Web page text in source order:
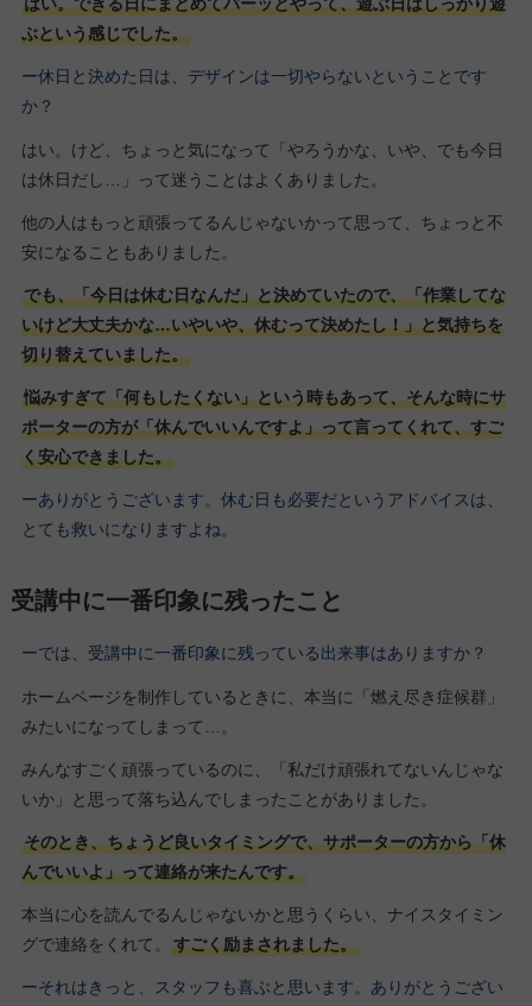
ぶという感じでした。
ー休日と決めた日は、デザインは一切やらないということです
か？
はい。けど、ちょっと気になって「やろうかな、いや、でも今日
は休日だし…」って迷うことはよくありました。
他の人はもっと頑張ってるんじゃないかって思って、ちょっと不
安になることもありました。
でも、「今日は休む日なんだ」と決めていたので、「作業してな
いけど大丈夫かな…いやいや、休むって決めたし！」と気持ちを
切り替えていました。
悩みすぎて「何もしたくない」という時もあって、そんな時にサ
ポーターの方が「休んでいいんですよ」って言ってくれて、すご
く安心できました。
ーありがとうございます。休む日も必要だというアドバイスは、
とても救いになりますよね。
受講中に一番印象に残ったこと
ーでは、受講中に一番印象に残っている出来事はありますか？
ホームページを制作しているときに、本当に「燃え尽き症候群」
みたいになってしまって…。
みんなすごく頑張っているのに、「私だけ頑張れてないんじゃな
いか」と思って落ち込んでしまったことがありました。
そのとき、ちょうど良いタイミングで、サポーターの方から「休
んでいいよ」って連絡が来たんです。
本当に心を読んでるんじゃないかと思うくらい、ナイスタイミン
グで連絡をくれて。
すごく励まされました。
ーそれはきっと、スタッフも喜ぶと思います。ありがとうござい